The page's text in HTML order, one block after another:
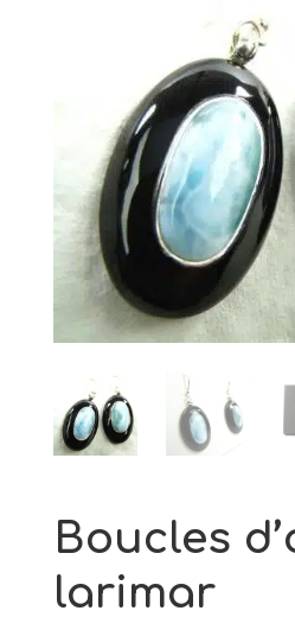
Boucles
larimar
Boucles
la Baltique et
21,00€